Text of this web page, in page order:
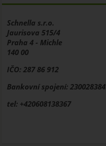
Schnella s.r.o.
Jaurisova 515/4
Praha 4 - Michle
140 00
IČO: 287 86 912
Bankovní spojení:
tel: +420608138367